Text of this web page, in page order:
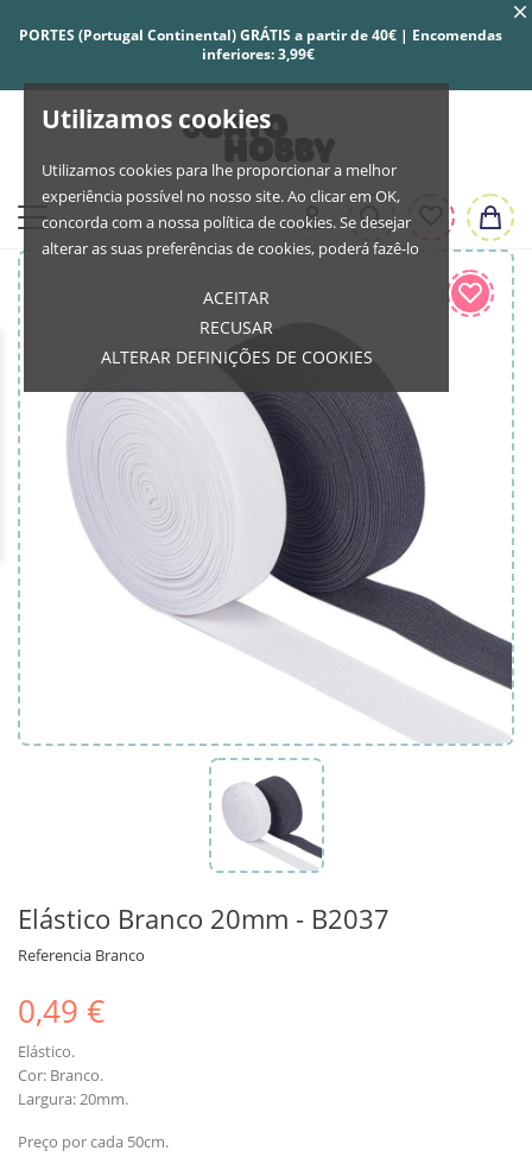
Utilizamos cookies
Utilizamos cookies para lhe proporcionar a melhor
experiência possível no nosso site. Ao clicar em OK,
concorda com a nossa política de cookies. Se desejar
alterar as suas preferências de cookies, poderá fazê-lo
ACEITAR
RECUSAR
ALTERAR DEFINIÇÕES DE COOKIES
PORTES (Portugal Continental) GRÁTIS a partir de 40€ | Encomendas
inferiores: 3,99€
Elástico Branco 20mm - B2037
Referencia Branco
0,49 €
Elástico.
Cor: Branco.
Largura: 20mm.
Preço por cada 50cm.